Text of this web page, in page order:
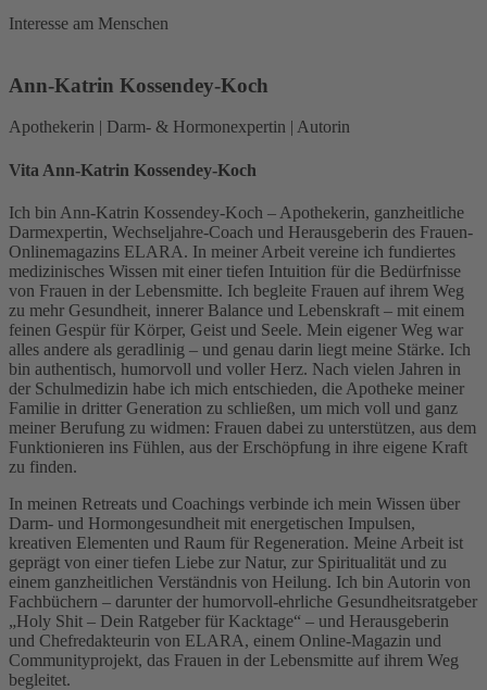
Interesse am Menschen
Ann-Katrin Kossendey-Koch
Apothekerin | Darm- & Hormonexpertin | Autorin
Vita Ann-Katrin Kossendey-Koch
Ich bin Ann-Katrin Kossendey-Koch – Apothekerin, ganzheitliche
Darmexpertin, Wechseljahre-Coach und Herausgeberin des Frauen-
Onlinemagazins ELARA. In meiner Arbeit vereine ich fundiertes
medizinisches Wissen mit einer tiefen Intuition für die Bedürfnisse
von Frauen in der Lebensmitte. Ich begleite Frauen auf ihrem Weg
zu mehr Gesundheit, innerer Balance und Lebenskraft – mit einem
feinen Gespür für Körper, Geist und Seele. Mein eigener Weg war
alles andere als geradlinig – und genau darin liegt meine Stärke. Ich
bin authentisch, humorvoll und voller Herz. Nach vielen Jahren in
der Schulmedizin habe ich mich entschieden, die Apotheke meiner
Familie in dritter Generation zu schließen, um mich voll und ganz
meiner Berufung zu widmen: Frauen dabei zu unterstützen, aus dem
Funktionieren ins Fühlen, aus der Erschöpfung in ihre eigene Kraft
zu finden.
In meinen Retreats und Coachings verbinde ich mein Wissen über
Darm- und Hormongesundheit mit energetischen Impulsen,
kreativen Elementen und Raum für Regeneration. Meine Arbeit ist
geprägt von einer tiefen Liebe zur Natur, zur Spiritualität und zu
einem ganzheitlichen Verständnis von Heilung. Ich bin Autorin von
Fachbüchern – darunter der humorvoll-ehrliche Gesundheitsratgeber
„Holy Shit – Dein Ratgeber für Kacktage“ – und Herausgeberin
und Chefredakteurin von ELARA, einem Online-Magazin und
Communityprojekt, das Frauen in der Lebensmitte auf ihrem Weg
begleitet.